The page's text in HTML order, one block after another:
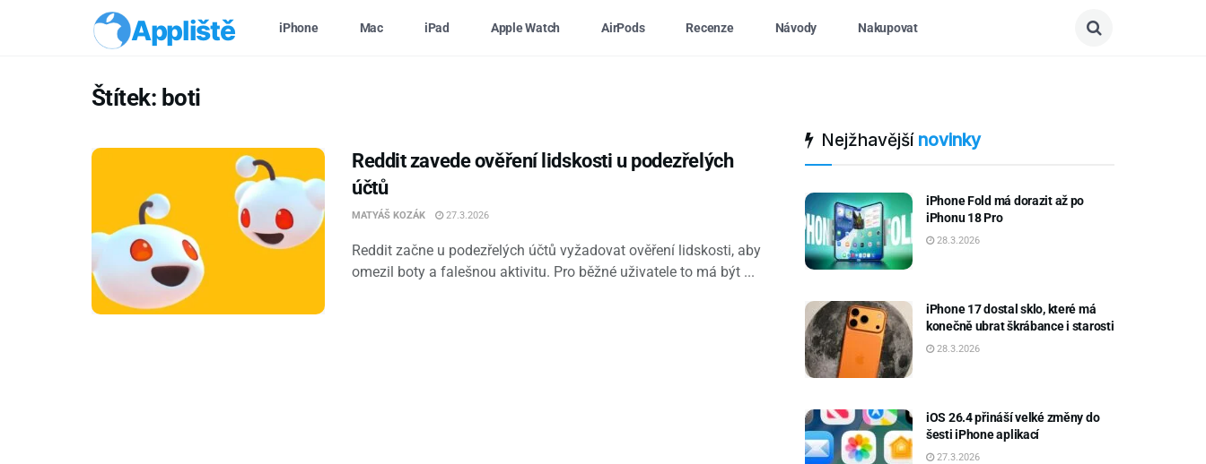
Appliště iPhone Mac iPad Apple Watch AirPods Recenze Návody Nakupovat
Štítek: boti
Reddit zavede ověření lidskosti u podezřelých
účtů
MATYÁŠ KOZÁK 27.3.2026
Reddit začne u podezřelých účtů vyžadovat ověření lidskosti, aby
omezil boty a falešnou aktivitu. Pro běžné uživatele to má být ...
Nejžhavějšínovinky
iPhone Fold má dorazit až po
iPhonu 18 Pro
28.3.2026
iPhone 17 dostal sklo, které má
konečně ubrat škrábance i starosti
28.3.2026
iOS 26.4 přináší velké změny do
šesti iPhone aplikací
27.3.2026